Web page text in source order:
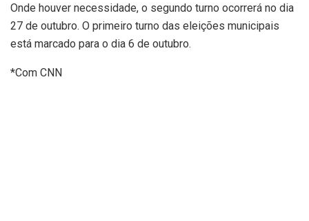
Onde houver necessidade, o segundo turno ocorrerá no dia
27 de outubro. O primeiro turno das eleições municipais
está marcado para o dia 6 de outubro.
*Com CNN